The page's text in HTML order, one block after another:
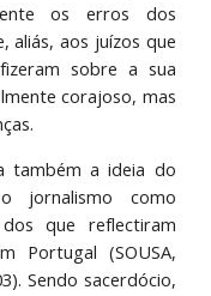
os erros dos
aliás, aos juízos que
sobre a sua
corajoso, mas
também a ideia do
jornalismo como
que reflectiram
Portugal (SOUSA,
Sendo sacerdócio,